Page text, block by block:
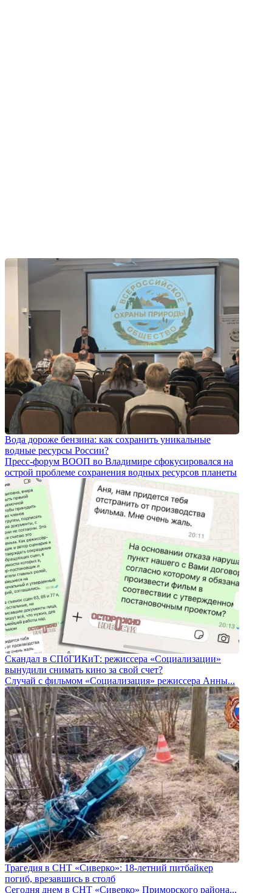
Вода дороже бензина: как сохранить уникальные
водные ресурсы России?
Пресс-форум ВООП во Владимире сфокусировался на
острой проблеме сохранения водных ресурсов планеты
Скандал в СПбГИКиТ: режиссера «Социализации»
вынудили снимать кино за свой счет?
Случай с фильмом «Социализация» режиссера Анны...
Трагедия в СНТ «Сиверко»: 18-летний питбайкер
погиб, врезавшись в столб
Сегодня днем в СНТ «Сиверко» Приморского района...